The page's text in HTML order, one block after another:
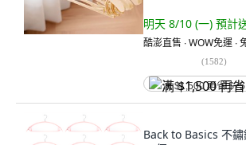
明天 8/10 (一) 預計
酷澎直售 ∙ WOW免運 ∙
(1582)
满 $1,500 再省
Back to Basics 不